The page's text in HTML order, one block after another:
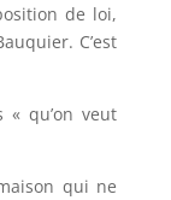
de loi,
C’est
« qu’on veut
qui ne